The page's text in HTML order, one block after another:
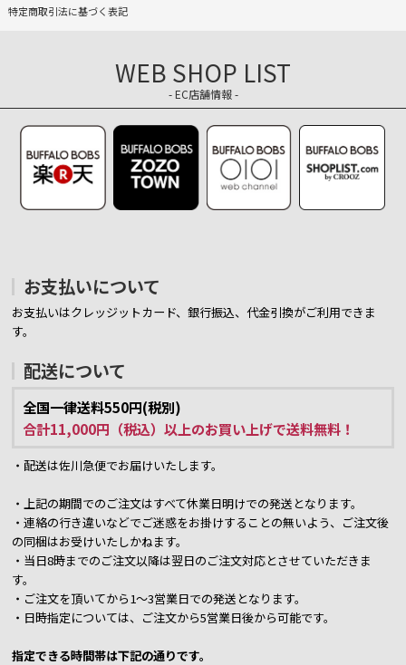
特定商取引法に基づく表記
WEB SHOP LIST
- EC店舗情報 -
お支払いについて
お支払いはクレッジットカード、銀行振込、代金引換がご利用できま
す。
配送について
全国一律送料550円(税別)
合計11,000円（税込）以上のお買い上げで送料無料！
・配送は佐川急便でお届けいたします。
・上記の期間でのご注文はすべて休業日明けでの発送となります。
・連絡の行き違いなどでご迷惑をお掛けすることの無いよう、ご注文後
の同梱はお受けいたしかねます。
・当日8時までのご注文以降は翌日のご注文対応とさせていただきま
す。
・ご注文を頂いてから1～3営業日での発送となります。
・日時指定については、ご注文から5営業日後から可能です。
指定できる時間帯は下記の通りです。